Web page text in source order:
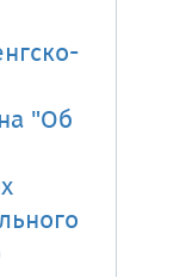
"Об